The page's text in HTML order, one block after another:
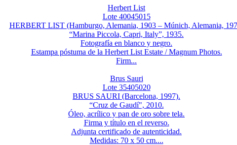
Herbert List
Lote 40045015
HERBERT LIST (Hamburgo, Alemania, 1903 – Múnich, Alemania,
“Marina Piccola, Capri, Italy”, 1935.
Fotografía en blanco y negro.
Estampa póstuma de la Herbert List Estate / Magnum Photos.
Firm...
Brus Sauri
Lote 35405020
BRUS SAURI (Barcelona, 1997).
“Cruz de Gaudí", 2010.
Óleo, acrílico y pan de oro sobre tela.
Firma y título en el reverso.
Adjunta certificado de autenticidad.
Medidas: 70 x 50 cm....